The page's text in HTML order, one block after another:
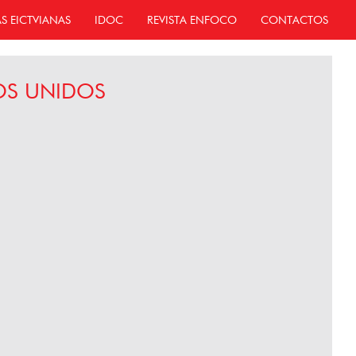
EICTVIANAS IDOC REVISTA ENFOCO CONTACTOS
UNIDOS